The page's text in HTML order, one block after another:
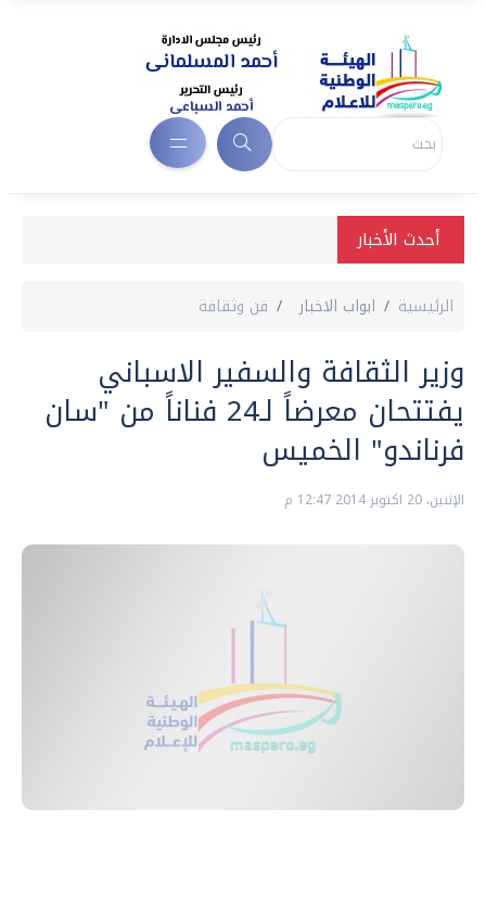
أحدث الأخبار
الرئيسية ابواب الاخبار فن وثقافة
وزير الثقافة والسفير الاسباني
يفتتحان معرضاً لـ24 فناناً من "سان
فرناندو" الخميس
الإثنين، 20 اكتوبر 2014 12:47 م